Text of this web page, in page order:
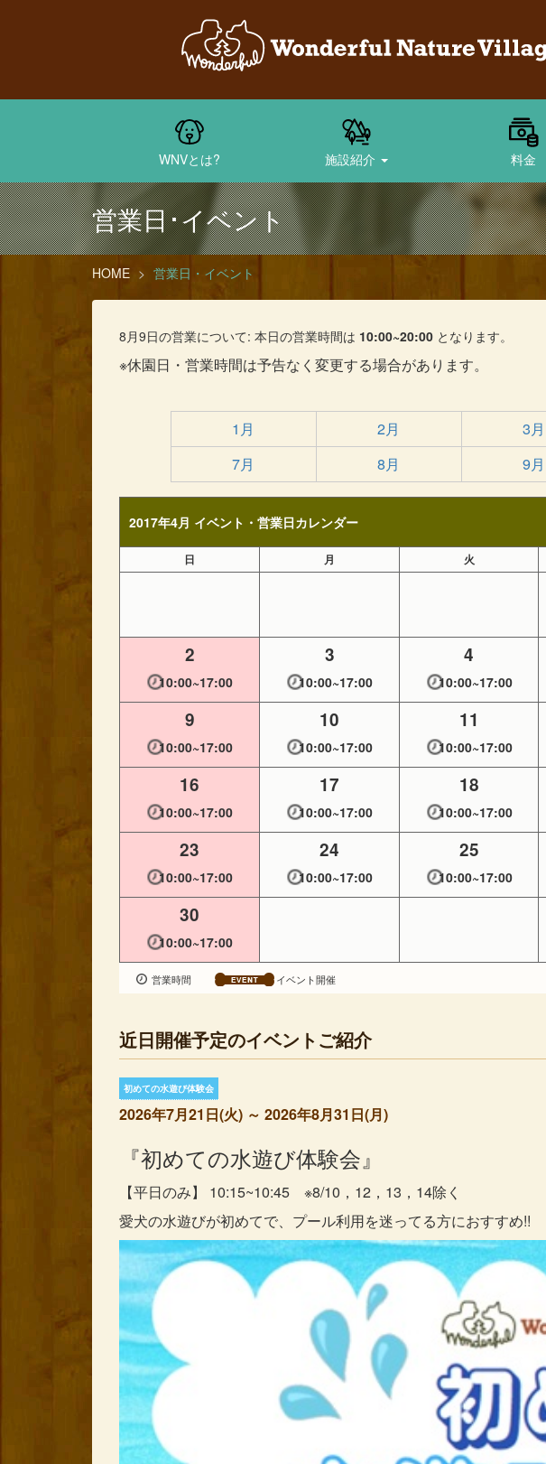
WNVとは? 施設紹介 料金
営業日･イベント
HOME 営業日・イベント
8月9日の営業について: 本日の営業時間は 10:00~20:00 となります。
※休園日・営業時間は予告なく変更する場合があります。
1月 2月 3月
7月
8月 9月
2017年4月 イベント・営業日カレンダー
日 月 火
2
10:00~17:00
3
10:00~17:00
4
10:00~17:00
9
10:00~17:00
10
10:00~17:00
11
10:00~17:00
16
10:00~17:00
17
10:00~17:00
18
10:00~17:00
23
10:00~17:00
24
10:00~17:00
25
10:00~17:00
30
10:00~17:00
営業時間 イベント開催
近日開催予定のイベントご紹介
初めての水遊び体験会
2026年7月21日(火) ～ 2026年8月31日(月)
『初めての水遊び体験会』
【平日のみ】 10:15~10:45 ※8/10，12，13，14除く
愛犬の水遊びが初めてで、プール利用を迷ってる方におすすめ!!